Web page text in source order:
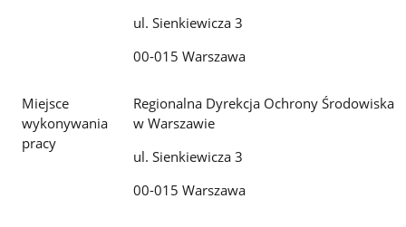
ul. Sienkiewicza 3
00-015 Warszawa
Miejsce
wykonywania
pracy
Regionalna Dyrekcja Ochrony Środowiska
w Warszawie
ul. Sienkiewicza 3
00-015 Warszawa